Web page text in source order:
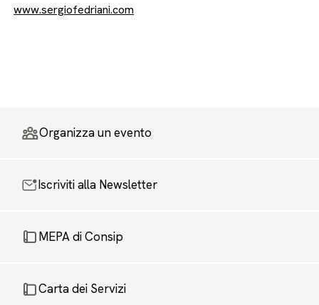
www.sergiofedriani.com
Organizza un evento
Iscriviti alla Newsletter
MEPA di Consip
Carta dei Servizi